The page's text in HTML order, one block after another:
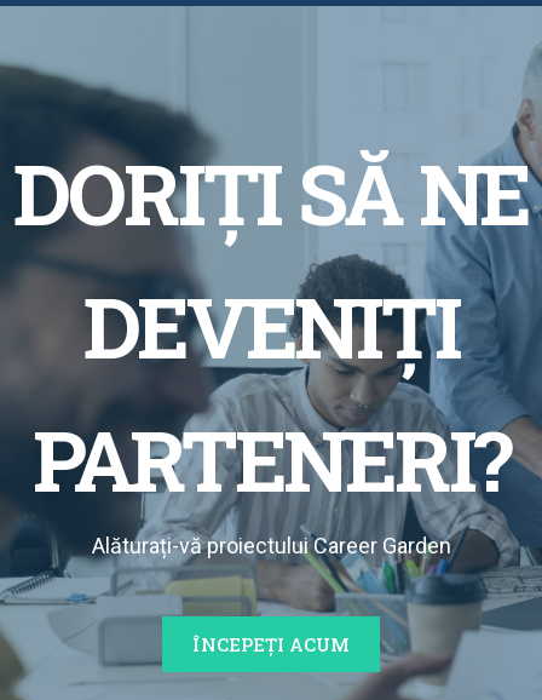
DORIȚI SĂ NE
DEVENIȚI
PARTENERI?
Alăturați-vă proiectului Career Garden
ÎNCEPEȚI ACUM